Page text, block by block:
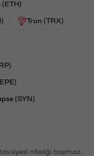
(ETH)
Tron (TRX)
(SYN)
niteliği taşımaz.